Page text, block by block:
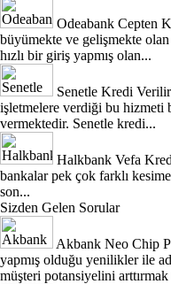
Odeabank Cepten
büyümekte ve gelişmekte
hızlı bir giriş yapmış olan...
Senetle Kredi
işletmelere verdiği bu hizmeti
vermektedir. Senetle kredi...
Halkbank Vefa
bankalar pek çok farklı
son...
Sizden Gelen Sorular
Akbank Neo Chip
yapmış olduğu yenilikler ile
müşteri potansiyelini arttırmak